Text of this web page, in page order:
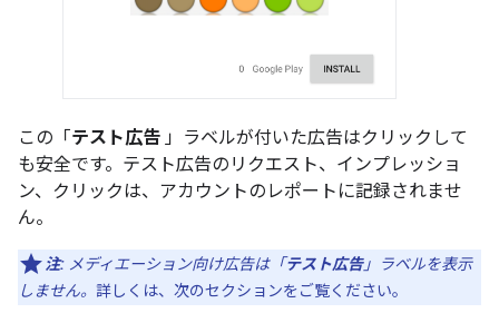
この「 テスト広告 」ラベルが付いた広告はクリックして
も安全です。テスト広告のリクエスト、インプレッショ
ン、クリックは、アカウントのレポートに記録されませ
ん。
注: メディエーション向け広告は「テスト広告」ラベルを表示
しません。 詳しくは、次のセクションをご覧ください。